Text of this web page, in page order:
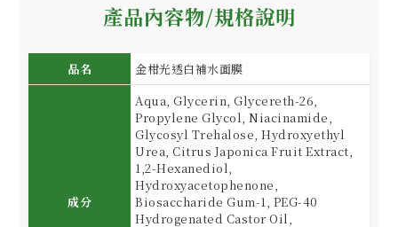
產品內容物/規格說明
品名 金柑光透白補水面膜
成分
Aqua, Glycerin, Glycereth-26,
Propylene Glycol, Niacinamide,
Glycosyl Trehalose, Hydroxyethyl
Urea, Citrus Japonica Fruit Extract,
1,2-Hexanediol,
Hydroxyacetophenone,
Biosaccharide Gum-1, PEG-40
Hydrogenated Castor Oil,